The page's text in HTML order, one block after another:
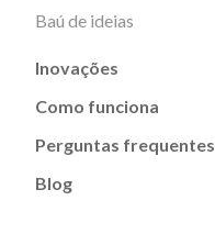
Baú de ideias
Inovações
Como funciona
Perguntas frequentes
Blog